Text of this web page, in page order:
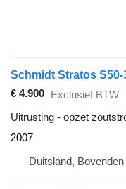
Schmidt Stratos
€ 4.900 Exclusief BTW
Uitrusting - opzet
2007
Duitsland, Bovenden